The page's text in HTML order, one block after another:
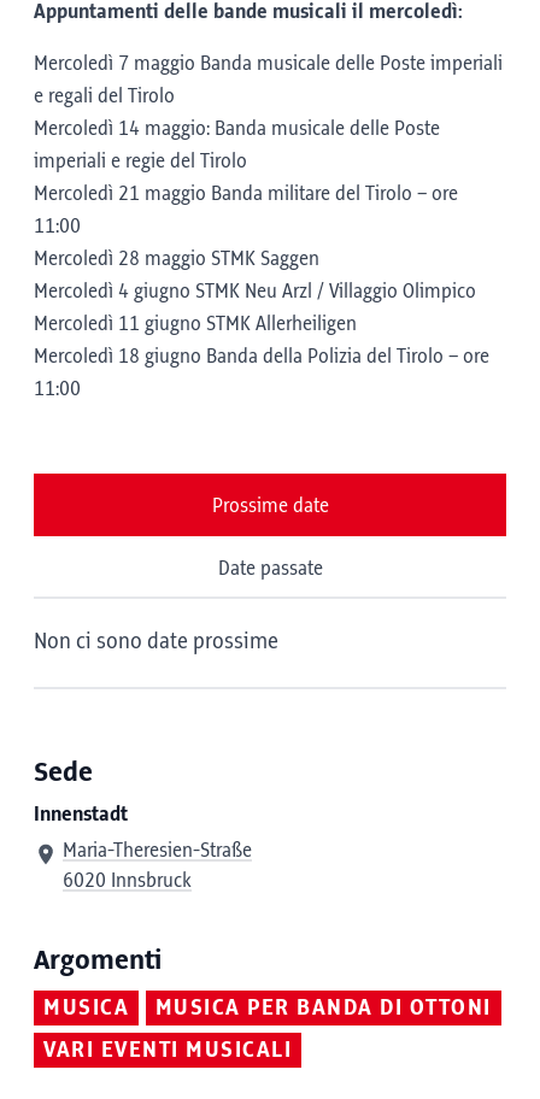
Appuntamenti delle bande musicali il mercoledì:
Mercoledì 7 maggio Banda musicale delle Poste imperiali
e regali del Tirolo
Mercoledì 14 maggio: Banda musicale delle Poste
imperiali e regie del Tirolo
Mercoledì 21 maggio Banda militare del Tirolo – ore
11:00
Mercoledì 28 maggio STMK Saggen
Mercoledì 4 giugno STMK Neu Arzl / Villaggio Olimpico
Mercoledì 11 giugno STMK Allerheiligen
Mercoledì 18 giugno Banda della Polizia del Tirolo – ore
11:00
Prossime date
Date passate
Non ci sono date prossime
Sede
Innenstadt
Maria-Theresien-Straße
6020 Innsbruck
Argomenti
MUSICA
MUSICA PER BANDA DI OTTONI
VARI EVENTI MUSICALI